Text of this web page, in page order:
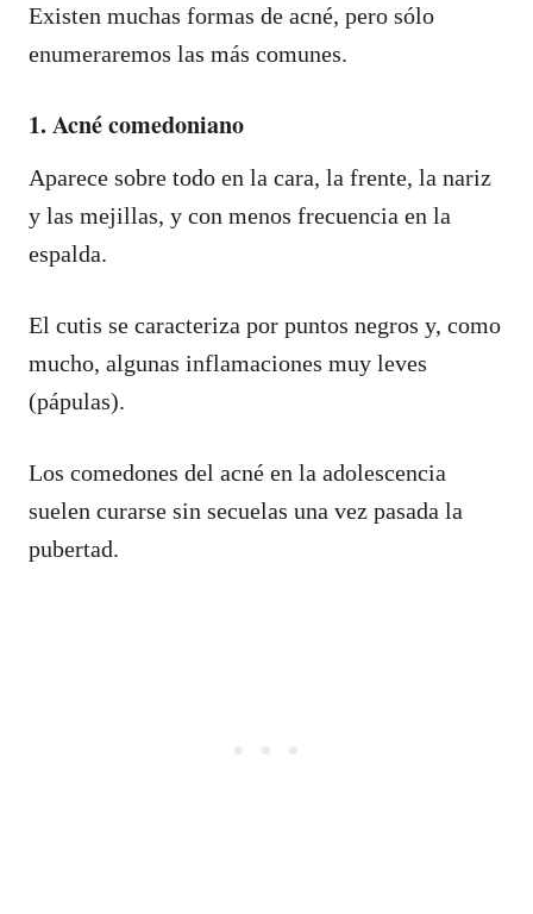
Existen muchas formas de acné, pero sólo
enumeraremos las más comunes.
1. Acné comedoniano
Aparece sobre todo en la cara, la frente, la nariz
y las mejillas, y con menos frecuencia en la
espalda.
El cutis se caracteriza por puntos negros y, como
mucho, algunas inflamaciones muy leves
(pápulas).
Los comedones del acné en la adolescencia
suelen curarse sin secuelas una vez pasada la
pubertad.